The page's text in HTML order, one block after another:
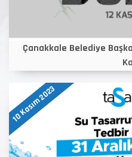
Çanakkale Belediye
10 Kasım 2023